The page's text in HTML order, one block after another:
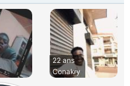
22 ans
Conakry